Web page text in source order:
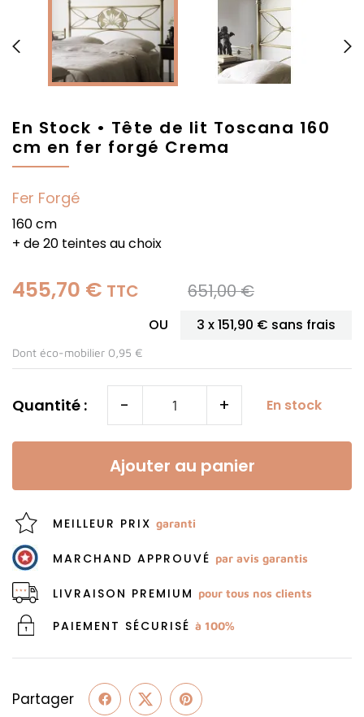
 
En Stock • Tête de lit Toscana 160
cm en fer forgé Crema
Fer Forgé
160 cm
+ de 20 teintes au choix
455,70 € TTC 651,00 €
OU 3 x151,90 € sans frais
Dont éco-mobilier 0,95 €
Quantité : - + En stock
Ajouter au panier
MEILLEUR PRIX garanti
MARCHAND APPROUVÉ par avis garantis
LIVRAISON PREMIUM pour tous nos clients
PAIEMENT SÉCURISÉ à 100%
Partager